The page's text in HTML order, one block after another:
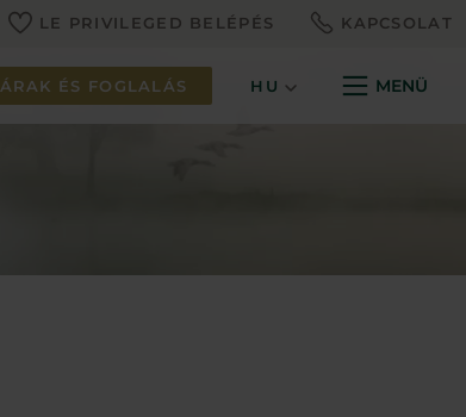
LE PRIVILEGED BELÉPÉS KAPCSOLAT
ÁRAK ÉS FOGLALÁS HU MENÜ